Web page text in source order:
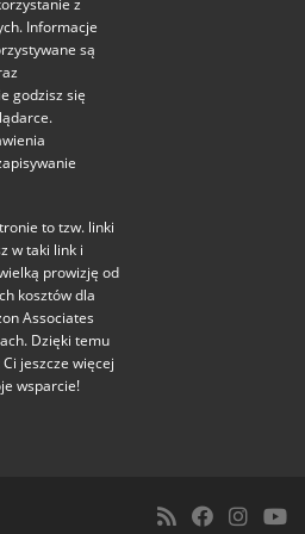
z
Informacje
są
godzisz się
to tzw. linki
w taki link i
prowizję od
kosztów dla
Associates
Dzięki temu
jeszcze więcej
wsparcie!